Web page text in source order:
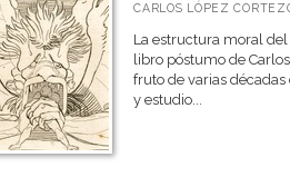
CARLOS LÓPEZ
La estructura moral
libro póstumo de
fruto de varias
y estudio...